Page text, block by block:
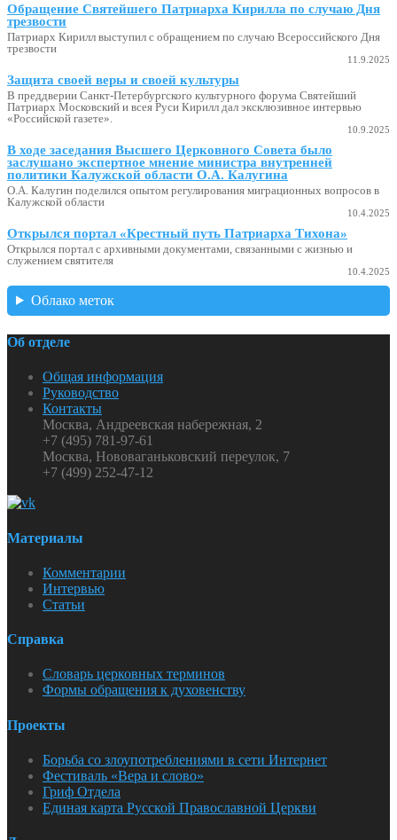
Обращение Святейшего Патриарха Кирилла по случаю Дня
трезвости
Патриарх Кирилл выступил с обращением по случаю Всероссийского Дня
трезвости
11.9.2025
Защита своей веры и своей культуры
В преддверии Санкт-Петербургского культурного форума Святейший
Патриарх Московский и всея Руси Кирилл дал эксклюзивное интервью
«Российской газете».
10.9.2025
В ходе заседания Высшего Церковного Совета было
заслушано экспертное мнение министра внутренней
политики Калужской области О.А. Калугина
О.А. Калугин поделился опытом регулирования миграционных вопросов в
Калужской области
10.4.2025
Открылся портал «Крестный путь Патриарха Тихона»
Открылся портал с архивными документами, связанными с жизнью и
служением святителя
10.4.2025
Облако меток
Об отделе
Общая информация
Руководство
Контакты
Москва, Андреевская набережная, 2
+7 (495) 781-97-61
Москва, Нововаганьковский переулок, 7
+7 (499) 252-47-12
Материалы
Комментарии
Интервью
Статьи
Справка
Словарь церковных терминов
Формы обращения к духовенству
Проекты
Борьба со злоупотреблениями в сети Интернет
Фестиваль «Вера и слово»
Гриф Отдела
Единая карта Русской Православной Церкви